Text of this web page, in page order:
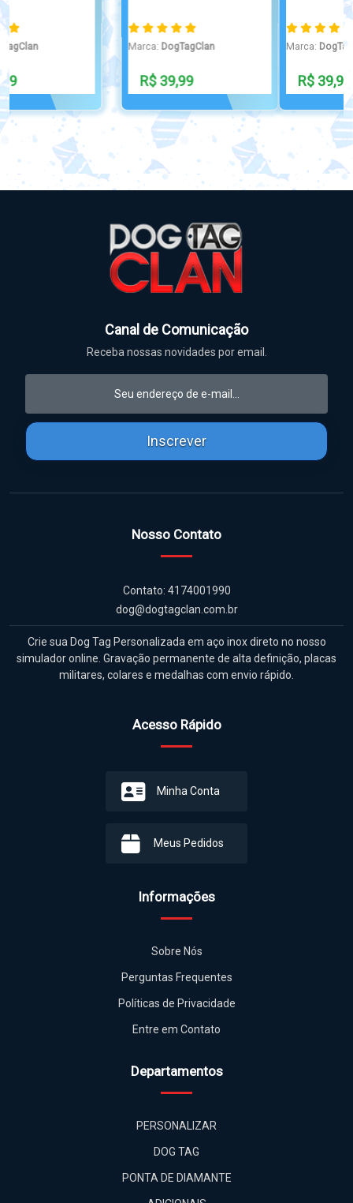
Marca: Marca:
Canal de Comunicação
Receba nossas novidades por email.
Inscrever
Nosso Contato
Contato: 4174001990
dog@dogtagclan.com.br
Crie sua Dog Tag Personalizada em aço inox direto no nosso
simulador online. Gravação permanente de alta definição, placas
militares, colares e medalhas com envio rápido.
Acesso Rápido
Minha Conta
Meus Pedidos
Informações
Sobre Nós
Perguntas Frequentes
Políticas de Privacidade
Entre em Contato
Departamentos
PERSONALIZAR
DOG TAG
PONTA DE DIAMANTE